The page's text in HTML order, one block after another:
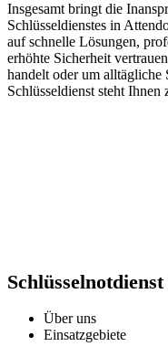
Insgesamt bringt die
Schlüsseldienstes in
auf schnelle Lösungen,
erhöhte Sicherheit
handelt oder um
Schlüsseldienst steht Ihnen
Über uns
Einsatzgebiete